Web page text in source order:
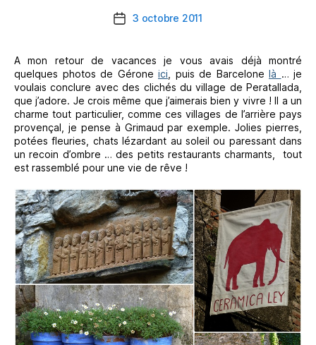
Date3 octobre 2011
A mon retour de vacances je vous avais déjà montré
quelques photos de Gérone ici , puis de Barcelone là … je
voulais conclure avec des clichés du village de Peratallada,
que j’adore. Je crois même que j’aimerais bien y vivre ! Il a un
charme tout particulier, comme ces villages de l’arrière pays
provençal, je pense à Grimaud par exemple. Jolies pierres,
potées fleuries, chats lézardant au soleil ou paressant dans
un recoin d’ombre … des petits restaurants charmants, tout
est rassemblé pour une vie de rêve !